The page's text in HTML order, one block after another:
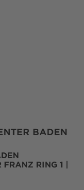
BADEN
FRANZ RING 1 |